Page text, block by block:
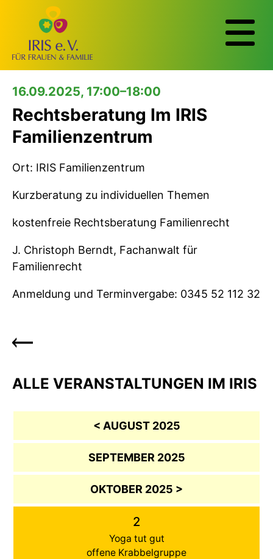
16.09.2025, 17:00–18:00
Rechtsberatung Im IRIS
Familienzentrum
Ort: IRIS Familienzentrum
Kurzberatung zu individuellen Themen
kostenfreie Rechtsberatung Familienrecht
J. Christoph Berndt, Fachanwalt für
Familienrecht
Anmeldung und Terminvergabe: 0345 52 112 32
ALLE VERANSTALTUNGEN IM IRIS
< AUGUST 2025
SEPTEMBER 2025
OKTOBER 2025 >
2
Yoga tut gut
offene Krabbelgruppe